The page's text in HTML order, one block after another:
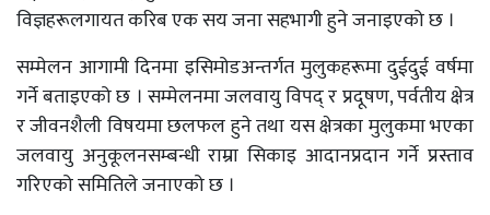
विज्ञहरूलगायत करिब एक सय जना सहभागी हुने जनाइएको छ ।
सम्मेलन आगामी दिनमा इसिमोडअन्तर्गत मुलुकहरूमा दुईदुई वर्षमा
गर्ने बताइएको छ । सम्मेलनमा जलवायु विपद् र प्रदूषण, पर्वतीय क्षेत्र
र जीवनशैली विषयमा छलफल हुने तथा यस क्षेत्रका मुलुकमा भएका
जलवायु अनुकूलनसम्बन्धी राम्रा सिकाइ आदानप्रदान गर्ने प्रस्ताव
गरिएको समितिले जनाएको छ ।